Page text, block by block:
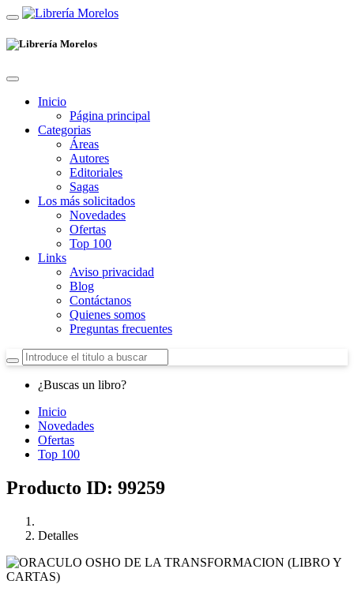
Inicio
Página principal
Categorias
Áreas
Autores
Editoriales
Sagas
Los más solicitados
Novedades
Ofertas
Top 100
Links
Aviso privacidad
Blog
Contáctanos
Quienes somos
Preguntas frecuentes
¿Buscas un libro?
Inicio
Novedades
Ofertas
Top 100
Producto ID: 99259
Detalles